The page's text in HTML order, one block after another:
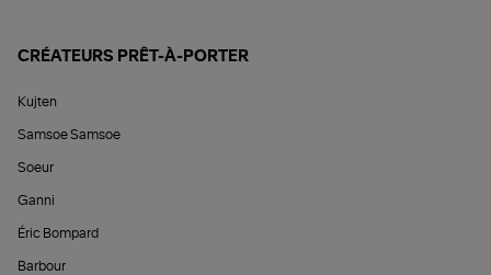
CRÉATEURS PRÊT-À-PORTER
Kujten
Samsoe Samsoe
Soeur
Ganni
Éric Bompard
Barbour